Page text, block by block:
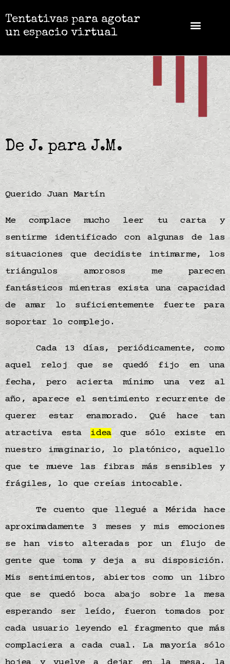
Tentativas para agotar
un espacio virtual
De J. para J.M.
Querido Juan Martín
Me complace mucho leer tu carta y
sentirme identificado con algunas de las
situaciones que decidiste intimarme, los
triángulos amorosos me parecen
fantásticos mientras exista una capacidad
de amar lo suficientemente fuerte para
soportar lo complejo.
Cada 13 días, periódicamente, como
aquel reloj que se quedó fijo en una
fecha, pero acierta mínimo una vez al
año, aparece el sentimiento recurrente de
querer estar enamorado. Qué hace tan
atractiva esta ideaque sólo existe en
nuestro imaginario, lo platónico, aquello
que te mueve las fibras más sensibles y
frágiles, lo que creías intocable.
Te cuento que llegué a Mérida hace
aproximadamente 3 meses y mis emociones
se han visto alteradas por un flujo de
gente que toma y deja a su disposición.
Mis sentimientos, abiertos como un libro
que se quedó boca abajo sobre la mesa
esperando ser leído, fueron tomados por
cada usuario leyendo el fragmento que más
complaciera a cada cual. La mayoría sólo